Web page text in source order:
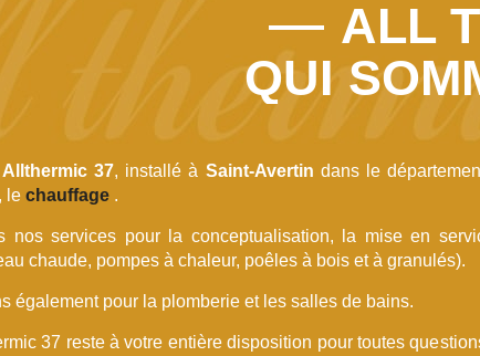
ALL
QUI
Allthermic 37, installé à Saint-Avertin dans le
, le chauffage .
nos services pour la conceptualisation, la mise en
chaude, pompes à chaleur, poêles à bois et à granulés).
également pour la plomberie et les salles de bains.
37 reste à votre entière disposition pour toutes